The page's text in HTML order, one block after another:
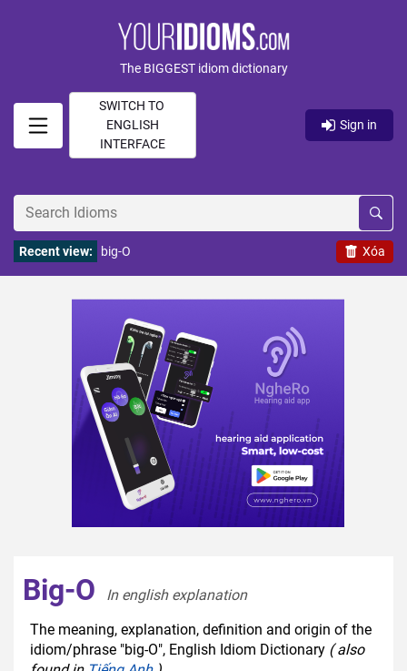
The BIGGEST idiom dictionary
SWITCH TO
ENGLISH
INTERFACE
Sign in
Xóa
Recent view: big-O
Big-O
In english explanation
The meaning, explanation, definition and origin of the
idiom/phrase "big-O", English Idiom Dictionary ( also